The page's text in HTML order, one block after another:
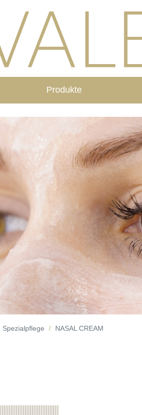
Produkte
Spezialpflege NASAL CREAM